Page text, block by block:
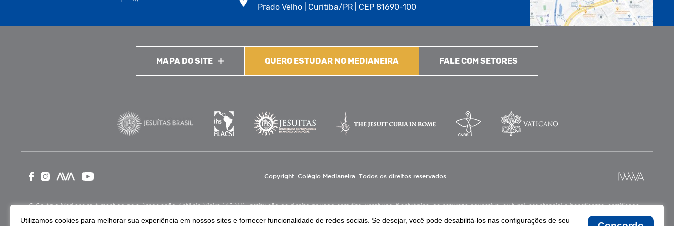
Prado Velho | Curitiba/PR | CEP 81690-100
MAPA DO SITE QUERO ESTUDAR NO MEDIANEIRA FALE COM SETORES
Copyright. Colégio Medianeira. Todos os direitos reservados
O Colégio Medianeira é mantido pela Associação Antônio Vieira (ASAV), instituição de direito privado sem fins lucrativos, filantrópica, de natureza educativa, cultural, assistencial e beneficente, certificada
Utilizamos cookies para melhorar sua experiência em nossos sites e fornecer funcionalidade de redes sociais. Se desejar, você pode desabilitá-los nas configurações de seu